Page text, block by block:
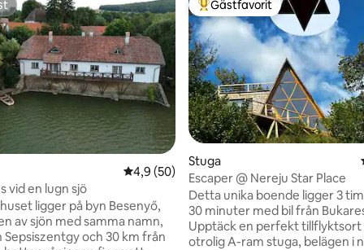
betyg, 153 omdömen
4,9 av 5 i genomsnittligt betyg, 50
4,9 (50)
vid en lugn sjö
ligger på byn Besenyő,
av sjön med samma namn,
Sepsiszentgy och 30 km från
Populär gästfavorit
Gästfavorit
Stuga
Escaper @ Nereju Star Place
Detta unika boende ligger 3
30 minuter med bil från
Upptäck en perfekt tillflyktsort
otrolig A-ram stuga, belägen i